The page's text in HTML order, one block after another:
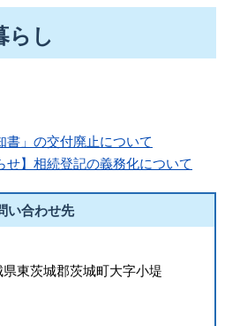
らし
書」の交付廃止について
せ】相続登記の義務化について
い合わせ先
県東茨城郡茨城町大字小堤